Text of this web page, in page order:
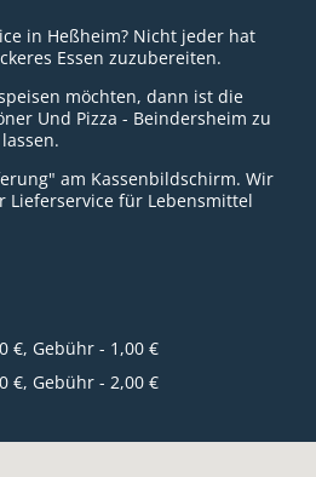
in Heßheim? Nicht jeder hat
Essen zuzubereiten.
möchten, dann ist die
Und Pizza - Beindersheim zu
am Kassenbildschirm. Wir
Lieferservice für Lebensmittel
€, Gebühr - 1,00 €
€, Gebühr - 2,00 €